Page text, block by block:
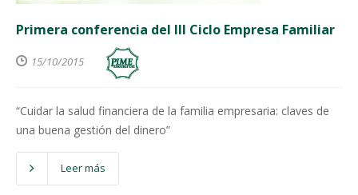
Primera conferencia del III Ciclo Empresa Familiar
15/10/2015
“Cuidar la salud financiera de la familia empresaria: claves de
una buena gestión del dinero”
Leer más